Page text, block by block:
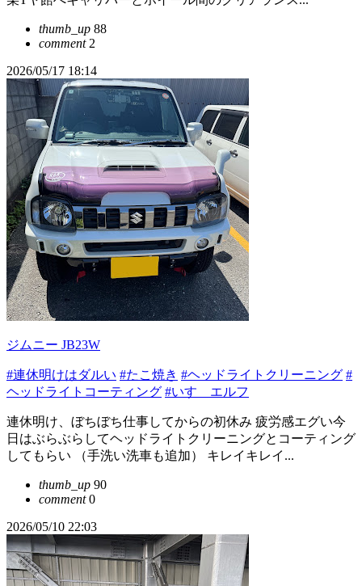
thumb_up 88
comment2
2026/05/17 18:14
ジムニー JB23W
#連休明けはダルい #たこ焼き #ヘッドライトクリーニング #
ヘッドライトコーティング #いすゞエルフ
連休明け、ぼちぼち仕事してからの初休み 疲労感エグい今
日はぶらぶらしてヘッドライトクリーニングとコーティング
してもらい （手洗い洗車も追加） キレイキレイ...
thumb_up 90
comment0
2026/05/10 22:03